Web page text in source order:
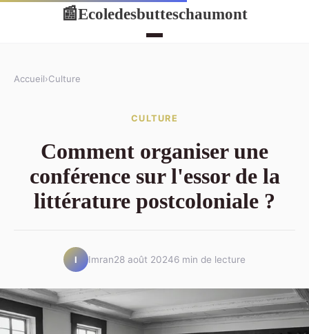
📰Ecoledesbutteschaumont
Accueil›Culture
CULTURE
Comment organiser une
conférence sur l'essor de la
littérature postcoloniale ?
I Imran28 août 20246 min de lecture